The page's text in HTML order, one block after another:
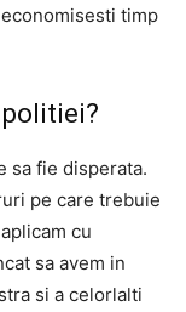
timp
sa fie disperata.
pe care trebuie
cu
sa avem in
si a celorlalti